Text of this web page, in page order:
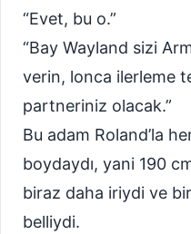
“Evet, bu o.”
“Bay Wayland sizi
verin, lonca ilerleme
partneriniz olacak.”
Bu adam Roland’la
boydaydı, yani 190
biraz daha iriydi ve
belliydi.